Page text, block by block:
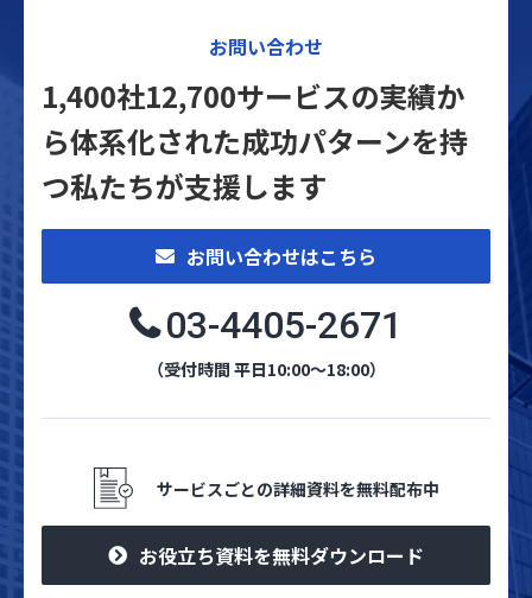
お問い合わせ
1,400社12,700サービスの実績か
ら体系化された成功パターンを持
つ私たちが支援します
お問い合わせはこちら
03-4405-2671
（受付時間 平日10:00～18:00）
サービスごとの詳細資料を無料配布中
お役立ち資料を無料ダウンロード